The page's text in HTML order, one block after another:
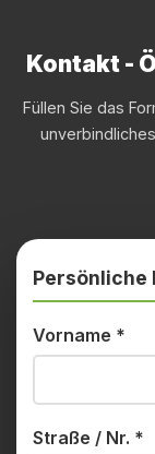
Kontakt -
Füllen Sie das
Persönliche
Vorname *
Straße / Nr. *